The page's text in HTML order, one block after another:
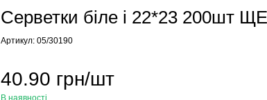
Серветки біле і 22*23 200шт
Артикул: 05/30190
40.90 грн/шт
В наявності